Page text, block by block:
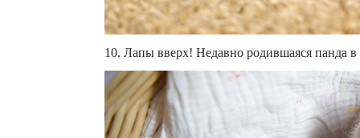
10. Лапы вверх! Недавно родившаяся панда